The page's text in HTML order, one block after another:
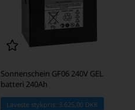
Sonnenschein GF06 240V GEL
batteri 240Ah
Laveste stykpris: 3.625,00 DKK